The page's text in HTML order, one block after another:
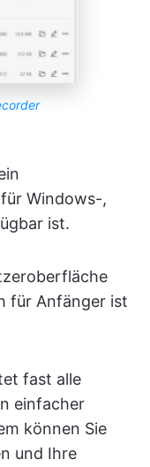
Windows-,
ist.
für Anfänger ist
fast alle
einfacher
können Sie
und Ihre